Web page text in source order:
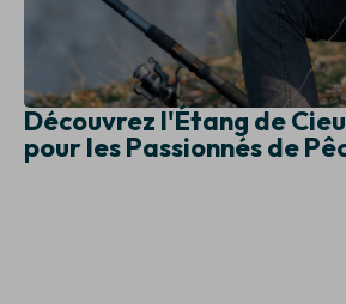
Découvrez l'Étang de
pour les Passionnés de